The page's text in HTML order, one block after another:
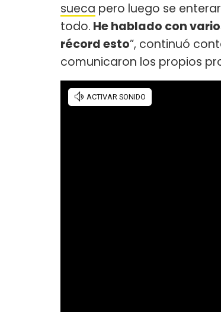
sueca pero luego se
todo. He hablado con
récord esto”, continuó
comunicaron los propios